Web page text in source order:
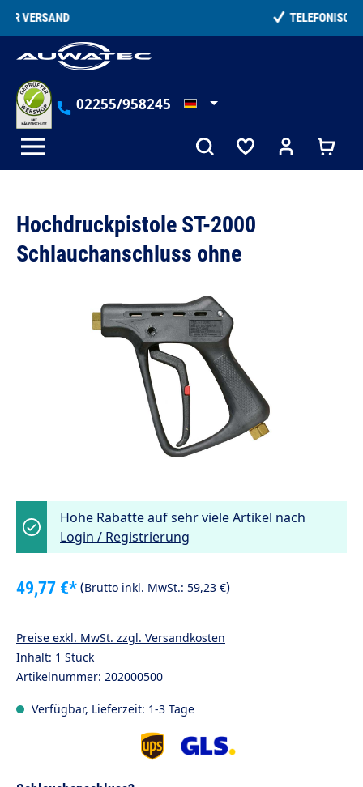
springen TELEFONISCHE BERATUNG
02255/958245
Hochdruckpistole ST-2000
Schlauchanschluss ohne
Hohe Rabatte auf sehr viele Artikel nach
Login / Registrierung
49,77 €*(Brutto inkl. MwSt.: 59,23 €)
Preise exkl. MwSt. zzgl. Versandkosten
Inhalt: 1 Stück
Artikelnummer: 202000500
Verfügbar, Lieferzeit: 1-3 Tage